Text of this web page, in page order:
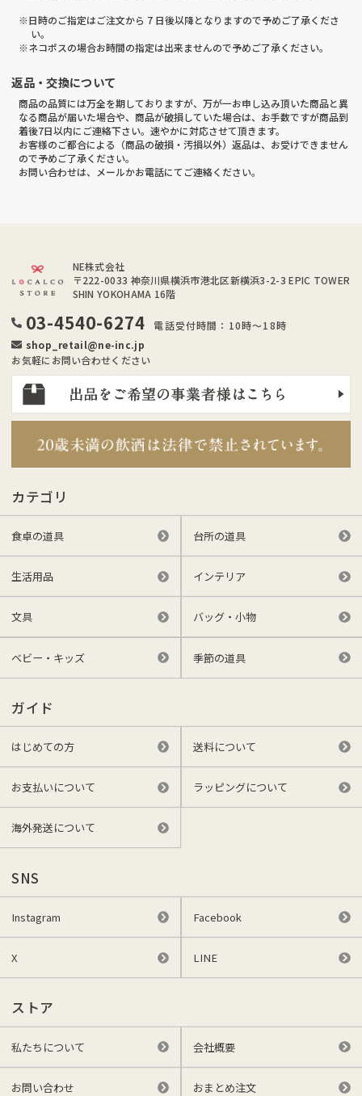
※日時のご指定はご注文から 7 日後以降となりますので予めご了承くださ
い。
※ネコポスの場合お時間の指定は出来ませんので予めご了承ください。
返品・交換について
商品の品質には万全を期しておりますが、万が一お申し込み頂いた商品と異
なる商品が届いた場合や、商品が破損していた場合は、お手数ですが商品到
着後7日以内にご連絡下さい。速やかに対応させて頂きます。
お客様のご都合による（商品の破損・汚損以外）返品は、お受けできません
ので予めご了承ください。
お問い合わせは、メールかお電話にてご連絡ください。
NE株式会社
〒222-0033 神奈川県横浜市港北区新横浜3-2-3 EPIC TOWER
SHIN YOKOHAMA 16階
03-4540-6274
電話受付時間：10時～18時
shop_retail@ne-inc.jp
お気軽にお問い合わせください
カテゴリ
食卓の道具 台所の道具
生活用品 インテリア
文具 バッグ・小物
ベビー・キッズ 季節の道具
ガイド
はじめての方 送料について
お支払いについて ラッピングについて
海外発送について
SNS
Instagram Facebook
X LINE
ストア
私たちについて 会社概要
お問い合わせ おまとめ注文